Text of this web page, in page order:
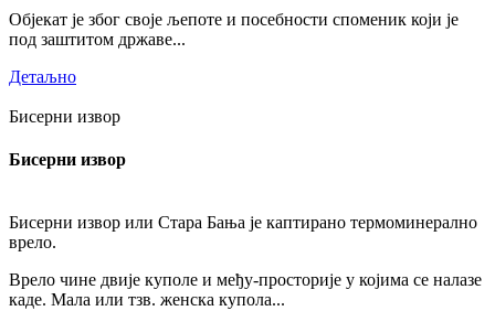
Објекат је због своје љепоте и посебности споменик који је
под заштитом државе...
Детаљно
Бисерни извор
Бисерни извор
Бисерни извор или Стара Бања је каптирано термоминерално
врело.
Врело чине двије куполе и међу-просторије у којима се налазе
каде. Мала или тзв. женска купола...